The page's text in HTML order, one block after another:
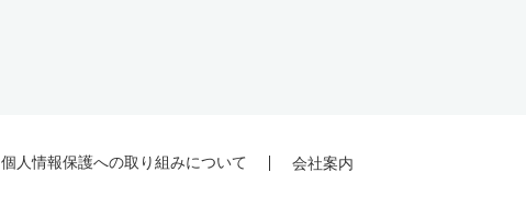
個人情報保護への取り組みについて 会社案内